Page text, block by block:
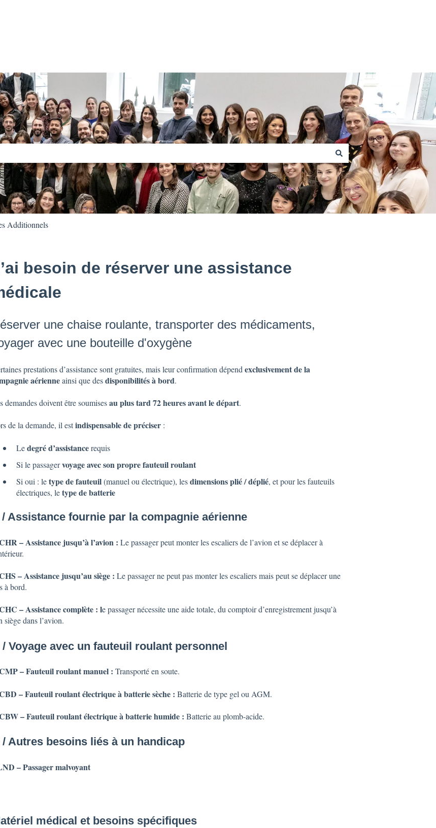
est vide.
Additionnels
besoin de réserver une assistance
une chaise roulante, transporter des médicaments,
avec une bouteille d'oxygène
prestations d’assistance sont gratuites, mais leur confirmation dépend exclusivement de la
aérienneainsi que desdisponibilités à bord.
demandes doivent être soumisesau plus tard 72 heures avant le départ.
de la demande, il estindispensable de préciser:
Ledegré d’assistancerequis
Si le passagervoyage avec son propre fauteuil roulant
Si oui : letype de fauteuil(manuel ou électrique), lesdimensions plié / déplié, et pour les fauteuils
électriques, letype de batterie
/ Assistance fournie par la compagnie aérienne
– Assistance jusqu’à l’avion : Le passager peut monter les escaliers de l’avion et se déplacer à
– Assistance jusqu’au siège : Le passager ne peut pas monter les escaliers mais peut se déplacer une
à bord.
– Assistance complète : le passager nécessite une aide totale, du comptoir d’enregistrement jusqu’à
siège dans l’avion.
/ Voyage avec un fauteuil roulant personnel
– Fauteuil roulant manuel : Transporté en soute.
– Fauteuil roulant électrique à batterie sèche : Batterie de type gel ou AGM.
– Fauteuil roulant électrique à batterie humide : Batterie au plomb-acide.
/ Autres besoins liés à un handicap
– Passager malvoyant
médical et besoins spécifiques